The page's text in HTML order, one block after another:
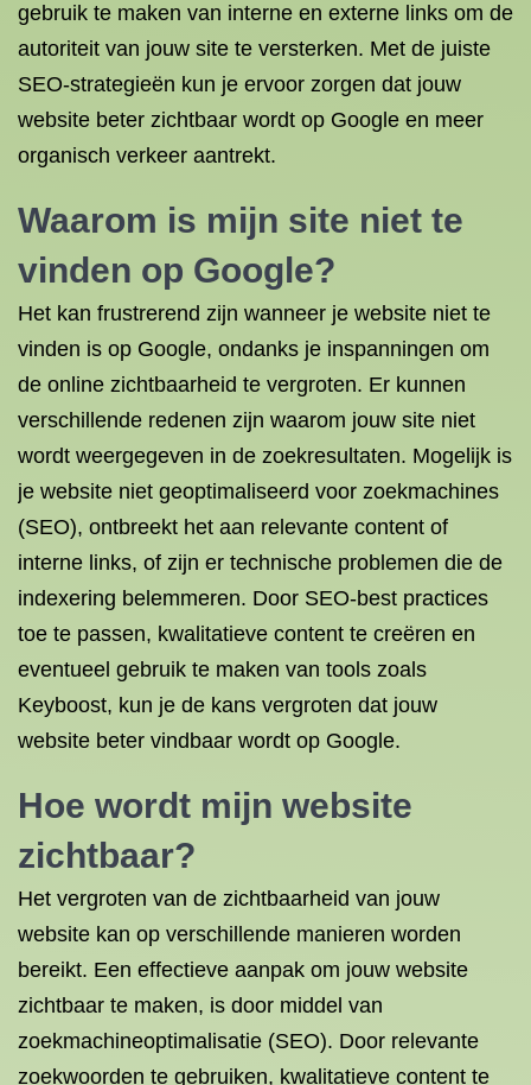
gebruik te maken van interne en externe links om de
autoriteit van jouw site te versterken. Met de juiste
SEO-strategieën kun je ervoor zorgen dat jouw
website beter zichtbaar wordt op Google en meer
organisch verkeer aantrekt.
Waarom is mijn site niet te
vinden op Google?
Het kan frustrerend zijn wanneer je website niet te
vinden is op Google, ondanks je inspanningen om
de online zichtbaarheid te vergroten. Er kunnen
verschillende redenen zijn waarom jouw site niet
wordt weergegeven in de zoekresultaten. Mogelijk is
je website niet geoptimaliseerd voor zoekmachines
(SEO), ontbreekt het aan relevante content of
interne links, of zijn er technische problemen die de
indexering belemmeren. Door SEO-best practices
toe te passen, kwalitatieve content te creëren en
eventueel gebruik te maken van tools zoals
Keyboost, kun je de kans vergroten dat jouw
website beter vindbaar wordt op Google.
Hoe wordt mijn website
zichtbaar?
Het vergroten van de zichtbaarheid van jouw
website kan op verschillende manieren worden
bereikt. Een effectieve aanpak om jouw website
zichtbaar te maken, is door middel van
zoekmachineoptimalisatie (SEO). Door relevante
zoekwoorden te gebruiken, kwalitatieve content te